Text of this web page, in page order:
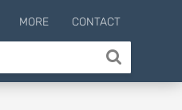
MORE CONTACT